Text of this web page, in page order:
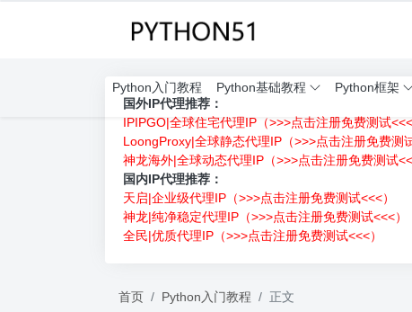
Python入门教程 Python基础教程 Python框架
国外IP代理推荐：
IPIPGO|全球住宅代理IP（>>>点击注册免费测试<<<
LoongProxy|全球静态代理IP（>>>点击注册免费测
神龙海外|全球动态代理IP（>>>点击注册免费测试
国内IP代理推荐：
天启|企业级代理IP（>>>点击注册免费测试<<<）
神龙|纯净稳定代理IP（>>>点击注册免费测试<<<）
全民|优质代理IP（>>>点击注册免费测试<<<）
首页 Python入门教程 正文